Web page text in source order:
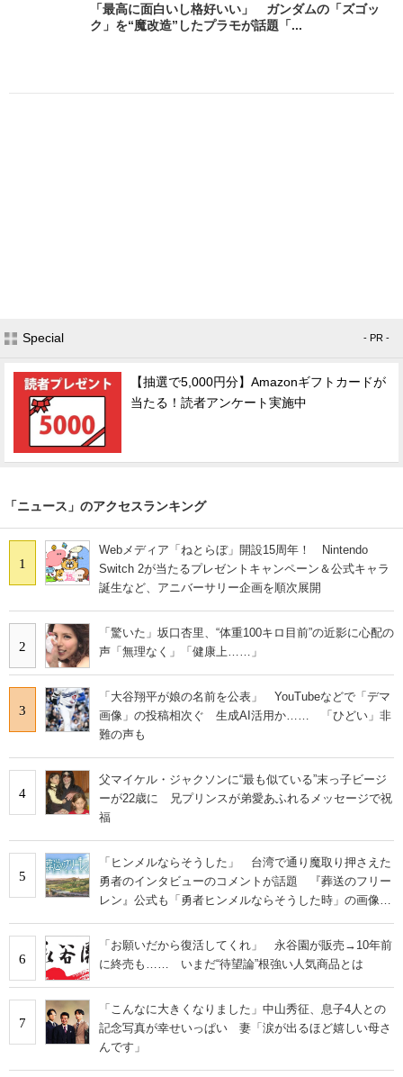
「最高に面白いし格好いい」 ガンダムの「ズゴッ
ク」を“魔改造”したプラモが話題「...
Special - PR -
【抽選で5,000円分】Amazonギフトカードが
当たる！読者アンケート実施中
「ニュース」のアクセスランキング
1
Webメディア「ねとらぼ」開設15周年！ Nintendo
Switch 2が当たるプレゼントキャンペーン＆公式キャラ
誕生など、アニバーサリー企画を順次展開
2
「驚いた」坂口杏里、“体重100キロ目前”の近影に心配の
声「無理なく」「健康上……」
3
「大谷翔平が娘の名前を公表」 YouTubeなどで「デマ
画像」の投稿相次ぐ 生成AI活用か…… 「ひどい」非
難の声も
4
父マイケル・ジャクソンに“最も似ている”末っ子ビージ
ーが22歳に 兄プリンスが弟愛あふれるメッセージで祝
福
5
「ヒンメルならそうした」 台湾で通り魔取り押さえた
勇者のインタビューのコメントが話題 『葬送のフリー
レン』公式も「勇者ヒンメルならそうした時」の画像を
6
「お願いだから復活してくれ」 永谷園が販売→10年前
に終売も…… いまだ“待望論”根強い人気商品とは
7
「こんなに大きくなりました」中山秀征、息子4人との
記念写真が幸せいっぱい 妻「涙が出るほど嬉しい母さ
んです」